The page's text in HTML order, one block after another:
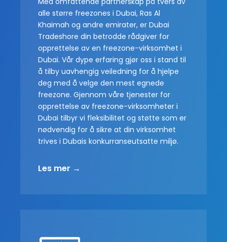
alle større freezones i Dubai, Ras Al
Khaimah og andre emirater, er Dubai
Tradeshore din betrodde rådgiver for
opprettelse av en freezone-virksomhet i
Dubai. Vår dype erfaring gjør oss i stand til
å tilby uavhengig veiledning for å hjelpe
deg med å velge den mest egnede
freezone. Gjennom våre tjenester for
opprettelse av freezone-virksomheter i
Dubai tilbyr vi fleksibilitet og støtte som er
nødvendig for å sikre at din virksomhet
trives i Dubais konkurranseutsatte miljø.
Les mer →